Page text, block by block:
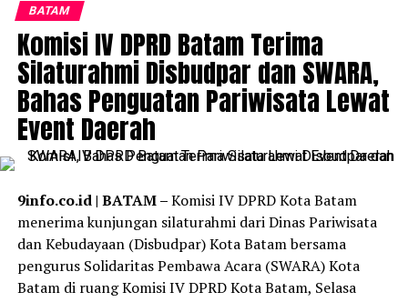
wisata super prioritas,” jelas presiden.
Dikatakan, pemerintah juga terus berupaya menjajaki
berbagai ajang internasional berbasis olahraga agar bisa
digelar di Indonesia. Saat ini pemerintah tengah
menyiapkan tim agar bisa membawa gelaran balap
Formula 1 ke Tanah Air.
brand kuat seperti F1 Powerboat, ini juga tidak mudah.
Kita juga ingin menarik Formula 1 untuk juga masuk ke
Indonesia, mungkin tahun depan. Ini baru penjajakan,
baru menyiapkan tim untuk menuju ke sana,”
ungkapnya.
BATAM
Komisi IV DPRD Batam Terima
Silaturahmi Disbudpar dan SWARA,
Bahas Penguatan Pariwisata Lewat
Event Daerah
9info.co.id | BATAM –Komisi IV DPRD Kota Batam
menerima kunjungan silaturahmi dari Dinas Pariwisata
dan Kebudayaan (Disbudpar) Kota Batam bersama
pengurus Solidaritas Pembawa Acara (SWARA) Kota
Batam di ruang Komisi IV DPRD Kota Batam, Selasa